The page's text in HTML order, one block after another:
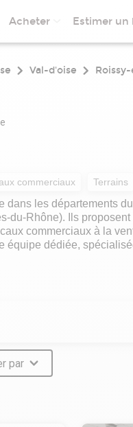
Acheter Estimer un
Val-d'oise
commerciaux Terrains
dans les départements
du-Rhône). Ils
commerciaux à la
équipe dédiée,
par